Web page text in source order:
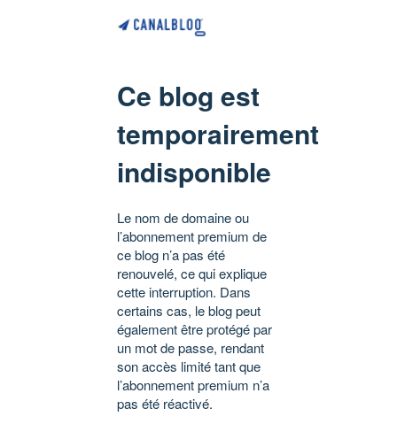
Ce blog est
temporairement
indisponible
Le nom de domaine ou
l’abonnement premium de
ce blog n’a pas été
renouvelé, ce qui explique
cette interruption. Dans
certains cas, le blog peut
également être protégé par
un mot de passe, rendant
son accès limité tant que
l’abonnement premium n’a
pas été réactivé.